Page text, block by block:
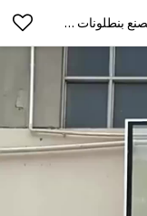
مُصنِّع بنطلونات لياقة بدنية مُخصَّصة | مصنع بنطلونات يوغا رياضية ضاغطة